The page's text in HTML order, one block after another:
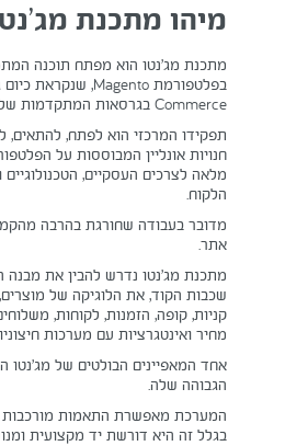
מיהו מתכנת
מתכנת מג’נטו הוא מפתח תוכנה
Commerce בגרסאות המתקדמות שלה.
תפקידו המרכזי הוא לפתח, להתאים,
חנויות אונליין המבוססות על
מלאה לצרכים העסקיים, הטכנולוגיים
הלקוח.
מדובר בעבודה שחורגת בהרבה
אתר.
מתכנת מג’נטו נדרש להבין את
שכבות הקוד, את הלוגיקה של
קניות, קופה, הזמנות, לקוחות,
מחיר ואינטגרציות עם מערכות
אחד המאפיינים הבולטים של מג’נטו
הגבוהה שלה.
המערכת מאפשרת התאמות מורכבות
בגלל זה היא דורשת יד מקצועית